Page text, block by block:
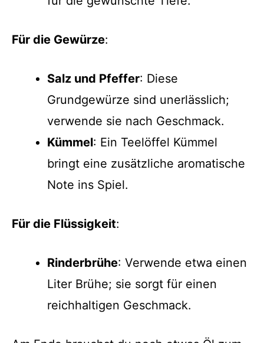
Für die Gewürze:
Salz und Pfeffer: Diese
Grundgewürze sind unerlässlich;
verwende sie nach Geschmack.
Kümmel: Ein Teelöffel Kümmel
bringt eine zusätzliche aromatische
Note ins Spiel.
Für die Flüssigkeit:
Rinderbrühe: Verwende etwa einen
Liter Brühe; sie sorgt für einen
reichhaltigen Geschmack.